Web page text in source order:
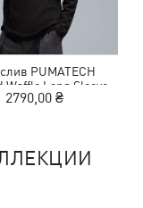
PUMATECH
Waffle Long Sleeve
Tee Men
2790,00 ₴